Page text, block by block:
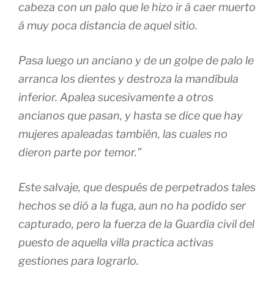
cabeza con un palo que le hizo ir á caer muerto
á muy poca distancia de aquel sitio.
Pasa luego un anciano y de un golpe de palo le
arranca los dientes y destroza la mandíbula
inferior. Apalea sucesivamente a otros
ancianos que pasan, y hasta se dice que hay
mujeres apaleadas también, las cuales no
dieron parte por temor.”
Este salvaje, que después de perpetrados tales
hechos se dió a la fuga, aun no ha podido ser
capturado, pero la fuerza de la Guardia civil del
puesto de aquella villa practica activas
gestiones para lograrlo.